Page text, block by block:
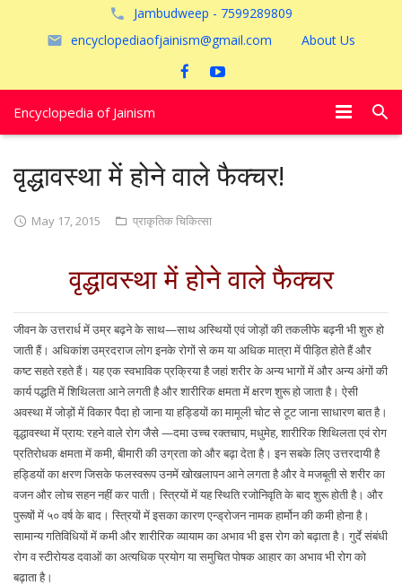
Jambudweep - 7599289809
encyclopediaofjainism@gmail.com
About Us
Encyclopedia of Jainism
पूजायें
वृद्धावस्था में होने वाले फैक्चर!
May 17, 2015 प्राकृतिक चिकित्सा
वृद्धावस्था में होने वाले फैक्चर
जीवन के उत्तरार्ध में उम्र बढ़ने के साथ—साथ अस्थियों एवं जोड़ों की तकलीफे बढ़नी भी शुरु हो
जाती हैं। अधिकांश उम्रदराज लोग इनके रोगों से कम या अधिक मात्रा में पीड़ित होते हैं और
कष्ट सहते रहते हैं। यह एक स्वभाविक प्रक्रिया है जहां शरीर के अन्य भागों में और अन्य अंगों की
कार्य पद्धति में शिथिलता आने लगती है और शारीरिक क्षमता में क्षरण शुरू हो जाता है। ऐसी
अवस्था में जोड़ों में विकार पैदा हो जाना या हड्डियों का मामूली चोट से टूट जाना साधारण बात है।
वृद्धावस्था में प्राय: रहने वाले रोग जैसे —दमा उच्च रक्तचाप, मधुमेह, शारीरिक शिथिलता एवं रोग
प्रतिरोधक क्षमता में कमी, बीमारी की उग्रता को और बढ़ा देता है। इन सबके लिए उत्तरदायी है
हड्डियों का क्षरण जिसके फलस्वरूप उनमें खोखलापन आने लगता है और वे मजबूती से शरीर का
वजन और लोच सहन नहीं कर पाती। स्त्रियों में यह स्थिति रजोनिवृति के बाद शुरू होती है। और
पुरूषों में ५० वर्ष के बाद। स्त्रियों में इसका कारण एन्ड्रोजन नामक हार्मोन की कमी होना है।
सामान्य गतिविधियों में कमी और शारीरिक व्यायाम का अभाव भी इस रोग को बढ़ाता है। गुर्दे संबंधी
रोग व स्टीरोयड दवाओं का अत्यधिक प्रयोग या समुचित पोषक आहार का अभाव भी रोग को
बढ़ाता है।